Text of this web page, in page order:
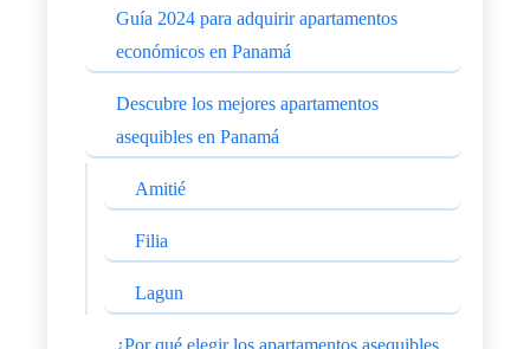
Guía 2024 para adquirir apartamentos
económicos en Panamá
Descubre los mejores apartamentos
asequibles en Panamá
Amitié
Filia
Lagun